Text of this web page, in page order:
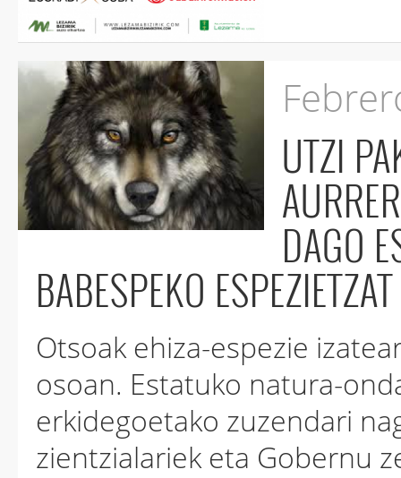
UTZI PAKEAN
DAGO
BABESPEKO
Otsoak ehiza-espezie
osoan. Estatuko natura-ondarearen batzordeak, autonomia
erkidegoetako zuzendari
zientzialariek eta Gobernu